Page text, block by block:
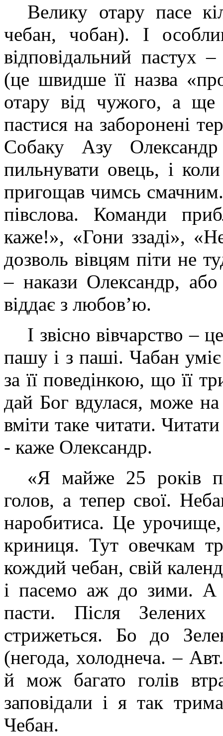
Велику отару пасе
чебан, чобан). І
відповідальний пастух
(це швидше її назва
отару від чужого, а ще
пастися на заборонені
Собаку Азу
пильнувати овець, і
пригощав чимсь смачним.
півслова. Команди
каже!», «Гони ззаді»,
дозволь вівцям піти не
– накази Олександр,
віддає з любов’ю.
І звісно вівчарство –
пашу і з паші. Чабан
за її поведінкою, що її
дай Бог вдулася, може
вміти таке читати.
- каже Олександр.
«Я майже 25 років
голов, а тепер свої.
наробитиса. Це
криниця. Тут овечкам
кождий чебан, свій
і пасемо аж до зими. А
пасти. Після
стрижеться. Бо до
(негода, холоднеча. –
й мож багато голів
заповідали і я так
Чебан.